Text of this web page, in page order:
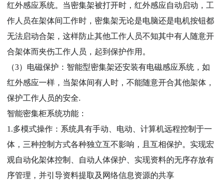
红外感应系统。当密集架被打开时，红外感应自动启动，工
作人员在架体间工作时，密集架无论是电脑还是电机按钮都
无法启动合架，这样防止其他工作人员不知其中有人随意开
合架体而夹伤工作人员，起到保护作用。
（3）电磁保护：智能型密集架还安装有电磁感应系统，如
红外感应一样，当架体间有人时，不能随意开合其他架体，
保护工作人员的安全.
智能密集柜系统功能：
1.多模式操作：系统具有手动、电动、计算机远程控制于一
体，三种控制方式各种独立互不影响，且互相保护。实现宏
观自动化架体控制、自动人体保护、实现资料的无序存放有
序管理，并引导资料提取及网络信息资源的共享